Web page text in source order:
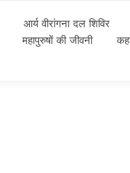
आर्य वीरांगना दल शिविर
महापुरुषों की जीवनी